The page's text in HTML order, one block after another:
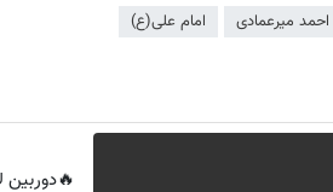
میرعمادی امام علی(ع)